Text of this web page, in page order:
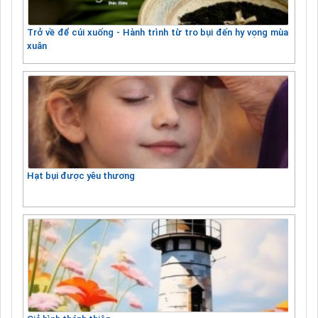
Trở về để cúi xuống - Hành trình từ tro bụi đến hy vọng mùa
xuân
Hạt bụi được yêu thương